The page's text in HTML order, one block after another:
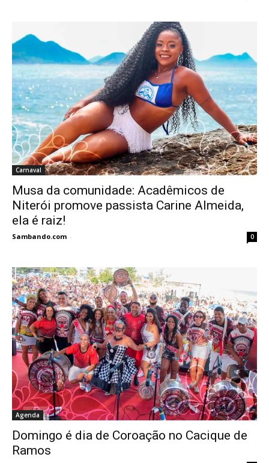
Carnaval
Musa da comunidade: Acadêmicos de
Niterói promove passista Carine Almeida,
ela é raiz!
Sambando.com - 0
Agenda
Domingo é dia de Coroação no Cacique de
Ramos